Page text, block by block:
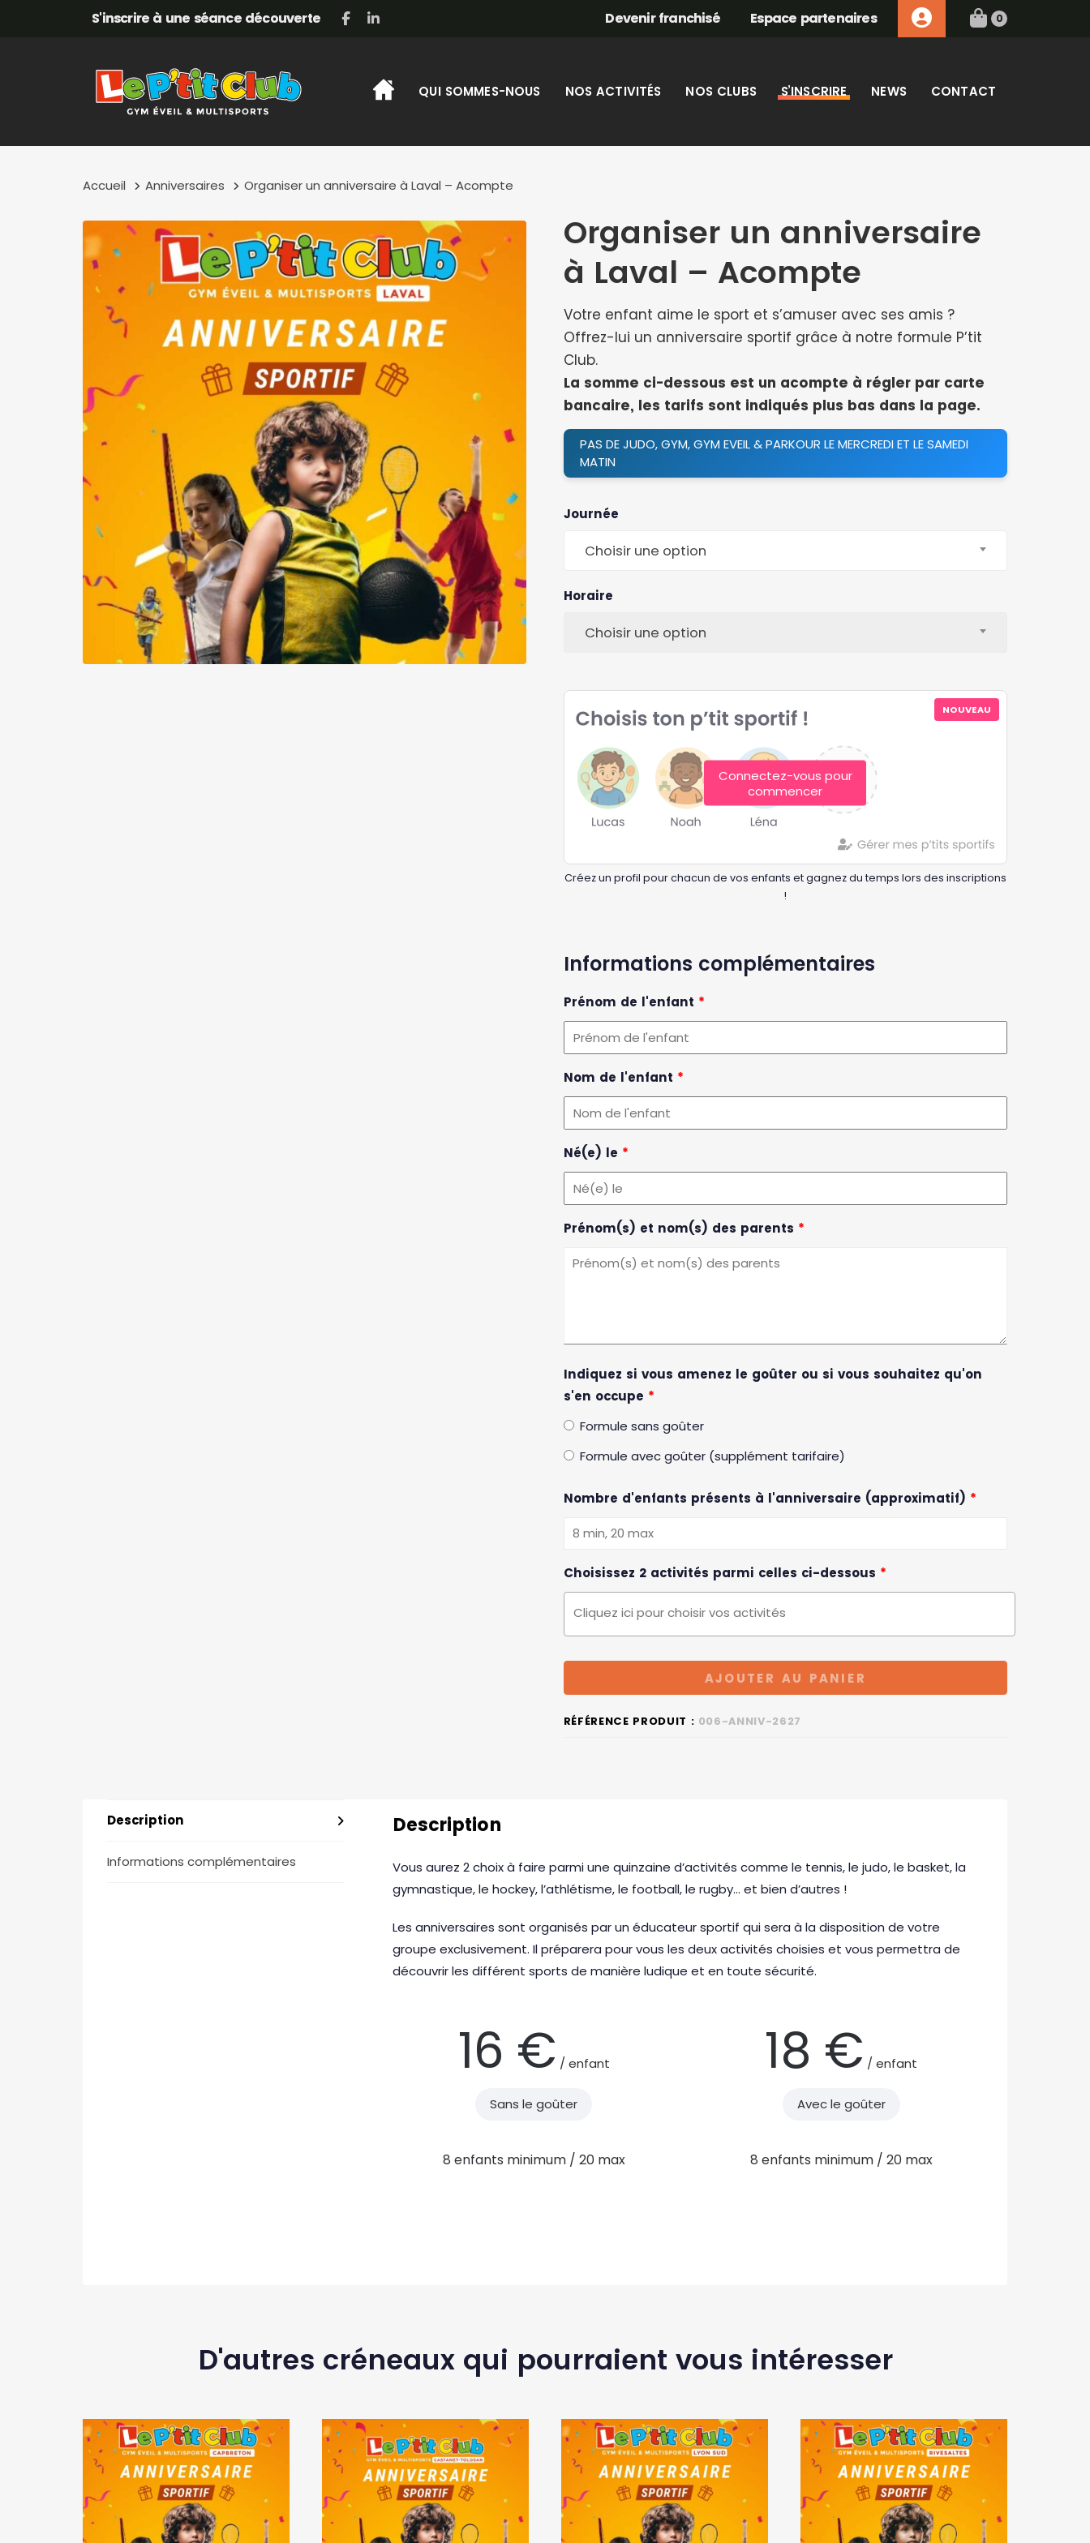
S'inscrire à une séance découverte Devenir franchisé Espace partenaires 0
QUI SOMMES-NOUS NOS ACTIVITÉS NOS CLUBS S’INSCRIRE NEWS CONTACT
Accueil Anniversaires Organiser un anniversaire à Laval – Acompte
Organiser un anniversaire
à Laval – Acompte
Votre enfant aime le sport et s’amuser avec ses amis ?
Offrez-lui un anniversaire sportif grâce à notre formule P’tit
Club.
La somme ci-dessous est un acompte à régler par carte
bancaire, les tarifs sont indiqués plus bas dans la page.
PAS DE JUDO, GYM, GYM EVEIL & PARKOUR LE MERCREDI ET LE SAMEDI
MATIN
Journée
Choisir une option
Horaire
Choisir une option
NOUVEAU
Connectez-vous pour
commencer
Créez un profil pour chacun de vos enfants et gagnez du temps lors des inscriptions
!
Informations complémentaires
Prénom de l'enfant *
Nom de l'enfant *
Né(e) le *
Prénom(s) et nom(s) des parents *
Indiquez si vous amenez le goûter ou si vous souhaitez qu'on
s'en occupe *
Formule sans goûter
Formule avec goûter (supplément tarifaire)
Nombre d'enfants présents à l'anniversaire (approximatif) *
Choisissez 2 activités parmi celles ci-dessous *
AJOUTER AU PANIER
RÉFÉRENCE PRODUIT : 006-ANNIV-2627
Description
Informations complémentaires
Description
Vous aurez 2 choix à faire parmi une quinzaine d’activités comme le tennis, le judo, le basket, la
gymnastique, le hockey, l’athlétisme, le football, le rugby… et bien d’autres !
Les anniversaires sont organisés par un éducateur sportif qui sera à la disposition de votre
groupe exclusivement. Il préparera pour vous les deux activités choisies et vous permettra de
découvrir les différent sports de manière ludique et en toute sécurité.
16 € / enfant
Sans le goûter
8 enfants minimum / 20 max
18 € / enfant
Avec le goûter
8 enfants minimum / 20 max
D'autres créneaux qui pourraient vous intéresser